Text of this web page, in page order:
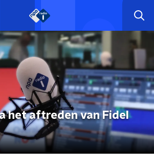
het aftreden van Fidel